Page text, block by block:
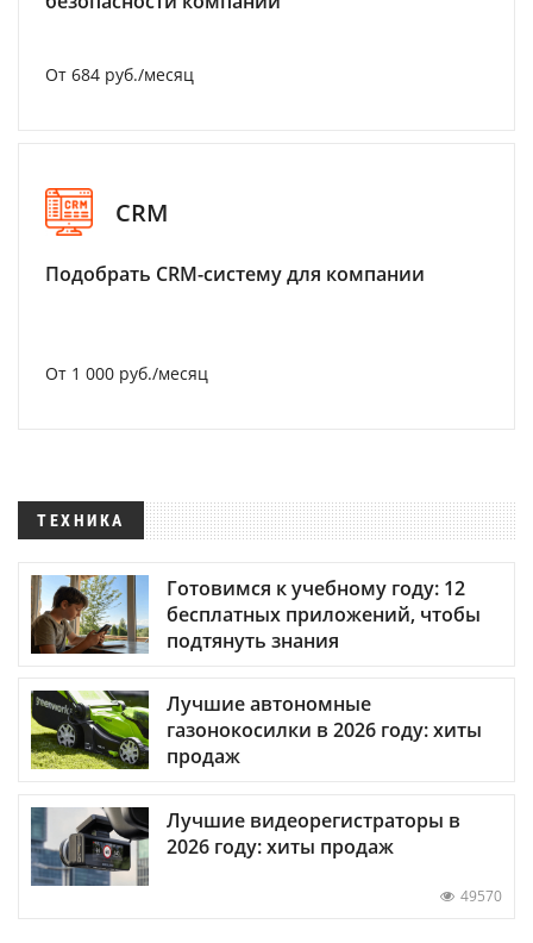
От 684 руб./месяц
CRM
Подобрать CRM-систему для компании
От 1 000 руб./месяц
ТЕХНИКА
Готовимся к учебному году: 12
бесплатных приложений, чтобы
подтянуть знания
Лучшие автономные
газонокосилки в 2026 году: хиты
продаж
Лучшие видеорегистраторы в
2026 году: хиты продаж
49570